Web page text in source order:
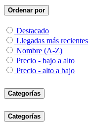
Ordenar por
Destacado
Llegadas más recientes
Nombre (A-Z)
Precio - bajo a alto
Precio - alto a bajo
Categorías
Categorías